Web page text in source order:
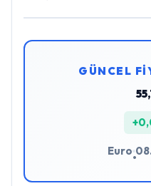
GÜNCEL
Euro
•